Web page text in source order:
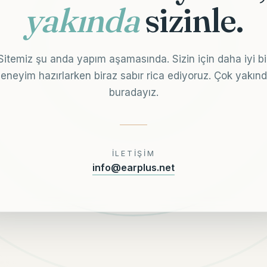
yakındasizinle.
şu anda yapım aşamasında. Sizin için daha iyi
hazırlarken biraz sabır rica ediyoruz. Çok
buradayız.
İLETIŞIM
info@earplus.net